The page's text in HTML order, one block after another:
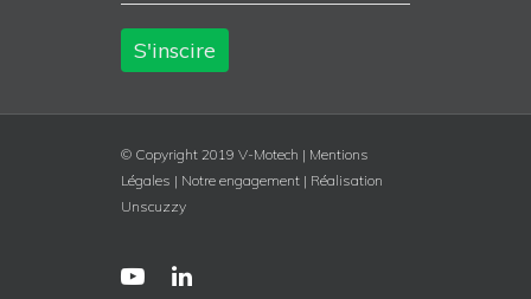
© Copyright 2019 V-Motech | Mentions
Légales | Notre engagement | Réalisation
Unscuzzy